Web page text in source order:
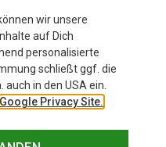
wir unsere
auf Dich
personalisierte
schließt ggf. die
in den USA ein.
Google Privacy Site.